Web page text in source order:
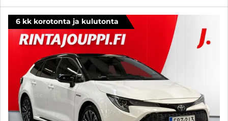
6 kk korotonta ja kulutonta